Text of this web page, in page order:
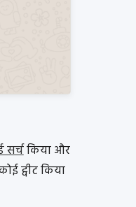
सर्चकिया और
ट्वीट किया